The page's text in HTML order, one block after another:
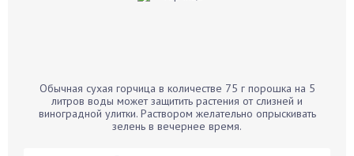
Бархатцы
Бегония
Обычная сухая горчица в количестве 75 г порошка на 5
литров воды может защитить растения от слизней и
виноградной улитки. Раствором желательно опрыскивать
зелень в вечернее время.